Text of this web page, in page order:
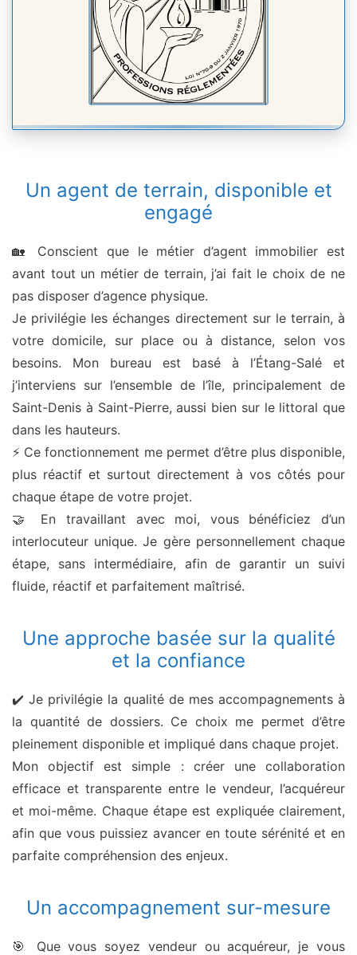
Un agent de terrain, disponible et
engagé
🏡 Conscient que le métier d’agent immobilier est
avant tout un métier de terrain, j’ai fait le choix de ne
pas disposer d’agence physique.
Je privilégie les échanges directement sur le terrain, à
votre domicile, sur place ou à distance, selon vos
besoins. Mon bureau est basé à l’Étang-Salé et
j’interviens sur l’ensemble de l’île, principalement de
Saint-Denis à Saint-Pierre, aussi bien sur le littoral que
dans les hauteurs.
⚡ Ce fonctionnement me permet d’être plus disponible,
plus réactif et surtout directement à vos côtés pour
chaque étape de votre projet.
🤝 En travaillant avec moi, vous bénéficiez d’un
interlocuteur unique. Je gère personnellement chaque
étape, sans intermédiaire, afin de garantir un suivi
fluide, réactif et parfaitement maîtrisé.
Une approche basée sur la qualité
et la confiance
✔️ Je privilégie la qualité de mes accompagnements à
la quantité de dossiers. Ce choix me permet d’être
pleinement disponible et impliqué dans chaque projet.
Mon objectif est simple : créer une collaboration
efficace et transparente entre le vendeur, l’acquéreur
et moi-même. Chaque étape est expliquée clairement,
afin que vous puissiez avancer en toute sérénité et en
parfaite compréhension des enjeux.
Un accompagnement sur-mesure
🎯 Que vous soyez vendeur ou acquéreur, je vous